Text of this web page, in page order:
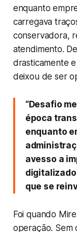
enquanto
carregava
conservadora,
atendimento.
drasticamente
deixou de ser
“Desafio
época
enquanto
avesso a
que se
Foi quando
operação. Sem